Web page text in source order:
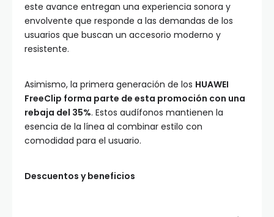
este avance entregan una experiencia sonora y
envolvente que responde a las demandas de los
usuarios que buscan un accesorio moderno y
resistente.
Asimismo, la primera generación de los HUAWEI
FreeClip forma parte de esta promoción con una
rebaja del 35%. Estos audífonos mantienen la
esencia de la línea al combinar estilo con
comodidad para el usuario.
Descuentos y beneficios